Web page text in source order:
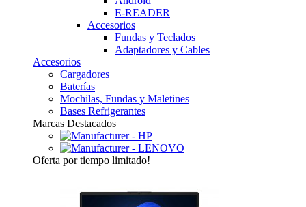
E-READER
Accesorios
Fundas y Teclados
Adaptadores y Cables
Accesorios
Cargadores
Baterías
Mochilas, Fundas y Maletines
Bases Refrigerantes
Marcas Destacados
Oferta por tiempo limitado!